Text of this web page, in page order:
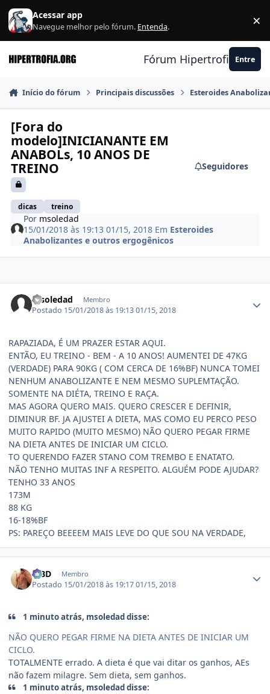
Ir para conteúdo
Acessar app
Navegue melhor pelo fórum. Entenda. ×
Fórum Hipertrofia.org
Entre
Início do fórum Principais discussões Esteroides
[Fora do
modelo]INICIANANTE EM
ANABOLs, 10 ANOS DE
TREINO
dicas treino
Seguidores
Por msoledad
15/01/2018 às 19:1301/15, 2018 Em Esteroides
Anabolizantes e outros ergogênicos
msoledad Membro
Postado 15/01/2018 às 19:1301/15, 2018
RAPAZIADA, É UM PRAZER ESTAR AQUI.
ENTÃO, EU TREINO - BEM - A 10 ANOS! AUMENTEI DE 47KG
(VERDADE) PARA 90KG ( COM CERCA DE 16%BF) NUNCA TOMEI
NENHUM ANABOLIZANTE E NEM MESMO SUPLEMTAÇÃO.
SOMENTE NA DIÉTA, TREINO E RAÇA.
MAS AGORA QUERO MAIS. QUERO CRESCER E DEFINIR,
DIMINUR BF. JA AJUSTEI A DIETA, MAS COMO EU PERCO PESO
MUITO RAPIDO (MUITO MESMO) NÃO QUERO PEGAR FIRME
NA DIETA ANTES DE INICIAR UM CICLO.
TO QUERENDO FAZER STANO COM TREMBO E ENATATO.
NÃO TENHO MUITAS INF A RESPEITO. ALGUÉM PODE AJUDAR?
TENHO 33 ANOS
173M
88 KG
16-18%BF
PS: PAREÇO BEEEEM MAIS LEVE DO QUE SOU NA VERDADE,
MBD Membro
Postado 15/01/2018 às 19:1701/15, 2018
1 minuto atrás, msoledad disse:
NÃO QUERO PEGAR FIRME NA DIETA ANTES DE INICIAR UM
CICLO.
TOTALMENTE errado. A dieta é que vai ditar os ganhos, AEs
não fazem milagre. Sem dieta, sem ganhos.
1 minuto atrás, msoledad disse: